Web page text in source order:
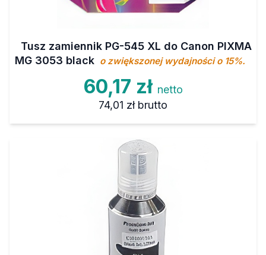
Tusz zamiennik PG-545 XL do Canon PIXMA
MG 3053 black o zwiększonej wydajności o 15%.
60,17 zł netto
74,01 zł brutto